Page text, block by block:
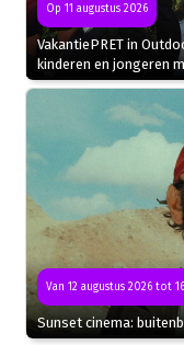
Op 11 augustus 2026
VakantiePRET in
kinderen en jongeren
Van 12 augustus 2026 tot
Sunset cinema: